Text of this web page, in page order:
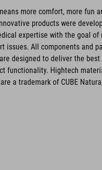
constantemente en las
la estrecha colaboración de los
de accesorios y
armonizados y
de diseño, tecnología y
more comfort, more fun
products were
expertise with the goal of
issues. All components and
designed to deliver the best
functionality. Hightech
a trademark of CUBE